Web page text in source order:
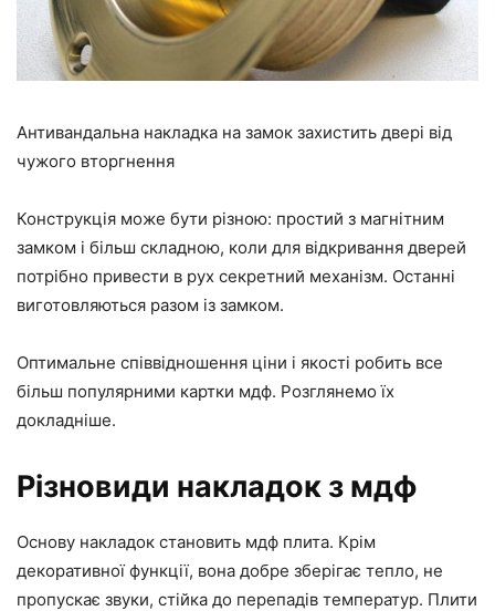
Антивандальна накладка на замок захистить двері від
чужого вторгнення
Конструкція може бути різною: простий з магнітним
замком і більш складною, коли для відкривання дверей
потрібно привести в рух секретний механізм. Останні
виготовляються разом із замком.
Оптимальне співвідношення ціни і якості робить все
більш популярними картки мдф. Розглянемо їх
докладніше.
Різновиди накладок з мдф
Основу накладок становить мдф плита. Крім
декоративної функції, вона добре зберігає тепло, не
пропускає звуки, стійка до перепадів температур. Плити